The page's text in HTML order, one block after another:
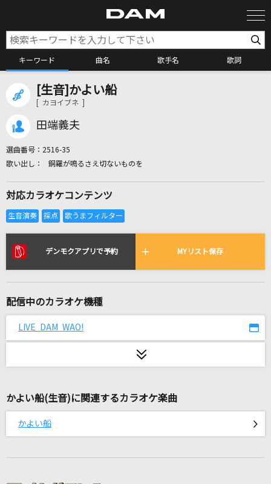
キーワード 曲名 歌手名 歌詞
カラオケ検索
全国りれき
リアルタイムで歌われている曲の一覧
[生音]小さな恋のうた
[生音]白い恋人達
CITRUS
Da-iCE
感電(ビデオクリップバージョン)
[生音]かよい船
[ カヨイブネ ]
田端義夫
選曲番号： 2516-35
銅羅が鳴るさえ切ないものを
対応カラオケコンテンツ
デンモクアプリで予約 MYリスト保存
配信中のカラオケ機種
LIVE DAM WAO!
かよい船(生音)に関連するカラオケ楽曲
かよい船